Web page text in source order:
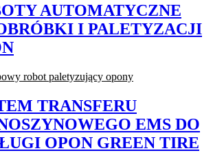
AUTOMATYCZNE
I PALETYZACJI
robot paletyzujący opony
TRANSFERU
EMS DO
OPON GREEN TIRE